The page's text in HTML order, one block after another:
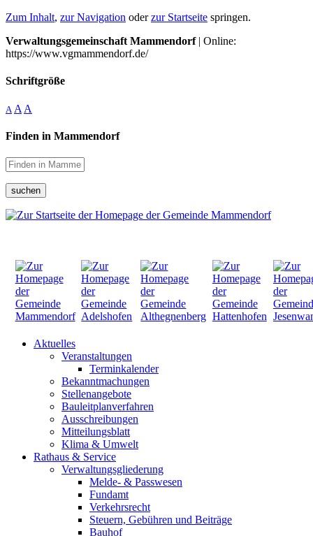
Zum Inhalt, zur Navigation oderzur Startseite springen.
Verwaltungsgemeinschaft Mammendorf| Online:
https://www.vgmammendorf.de/
Schriftgröße
A A A
Finden in Mammendorf
suchen
Aktuelles
Veranstaltungen
Terminkalender
Bekanntmachungen
Stellenangebote
Bauleitplanverfahren
Ausschreibungen
Mitteilungsblatt
Klima & Umwelt
Rathaus & Service
Verwaltungsgliederung
Melde- & Passwesen
Fundamt
Verkehrsrecht
Steuern, Gebühren und Beiträge
Bauhof